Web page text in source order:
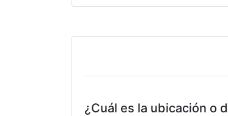
¿Cuál es la ubicación o